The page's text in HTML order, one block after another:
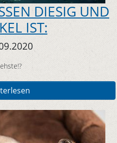
DIESIG UND
IST: